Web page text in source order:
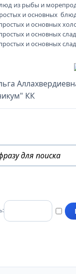
из рыбы и
и основных
и основных
и основных
и основных
КК